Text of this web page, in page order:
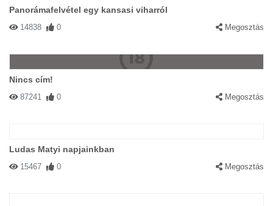
Panorámafelvétel egy kansasi viharról
14838 0 Megosztás
Nincs cím!
87241 0 Megosztás
Ludas Matyi napjainkban
15467 0 Megosztás